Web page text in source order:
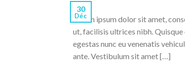
30
Déc
Lorem ipsum dolor sit amet,
ut, facilisis ultrices nibh.
egestas nunc eu venenatis
ante. Vestibulum sit amet […]